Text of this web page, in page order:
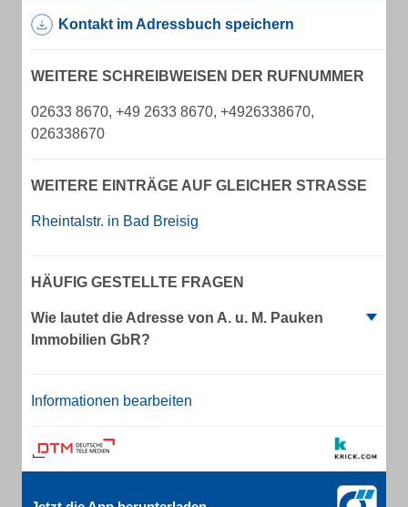
Kontakt im Adressbuch speichern
WEITERE SCHREIBWEISEN DER RUFNUMMER
02633 8670, +49 2633 8670, +4926338670,
026338670
WEITERE EINTRÄGE AUF GLEICHER STRASSE
Rheintalstr. in Bad Breisig
HÄUFIG GESTELLTE FRAGEN
Wie lautet die Adresse von A. u. M. Pauken
Immobilien GbR?
Informationen bearbeiten